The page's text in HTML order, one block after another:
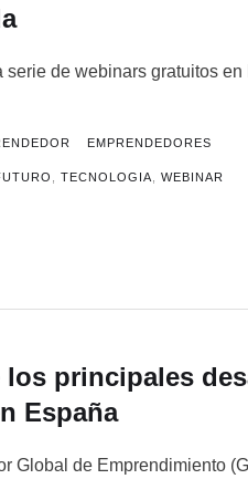
serie de webinars gratuitos
EMPRENDEDORES
,TECNOLOGIA ,WEBINAR
los principales
España
Global de Emprendimiento